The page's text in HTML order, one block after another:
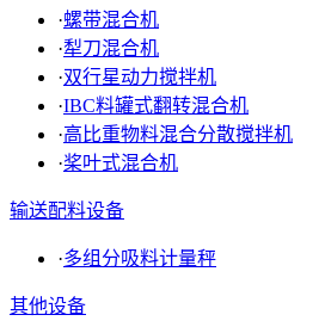
·螺带混合机
·犁刀混合机
·双行星动力搅拌机
·IBC料罐式翻转混合机
·高比重物料混合分散搅拌机
·桨叶式混合机
输送配料设备
·多组分吸料计量秤
其他设备